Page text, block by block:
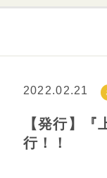
2022.02.21
【発行】
行！！